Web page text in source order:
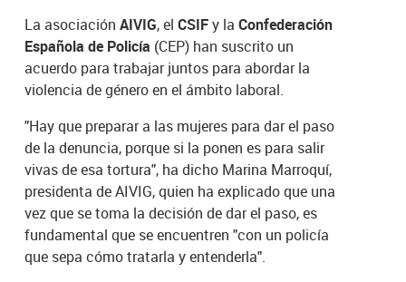
La asociaciónAIVIG, elCSIFy laConfederación
Española de Policía (CEP) han suscrito un
acuerdo para trabajar juntos para abordar la
violencia de género en el ámbito laboral.
"Hay que preparar a las mujeres para dar el paso
de la denuncia, porque si la ponen es para salir
vivas de esa tortura", ha dicho Marina Marroquí,
presidenta de AIVIG, quien ha explicado que una
vez que se toma la decisión de dar el paso, es
fundamental que se encuentren "con un policía
que sepa cómo tratarla y entenderla".